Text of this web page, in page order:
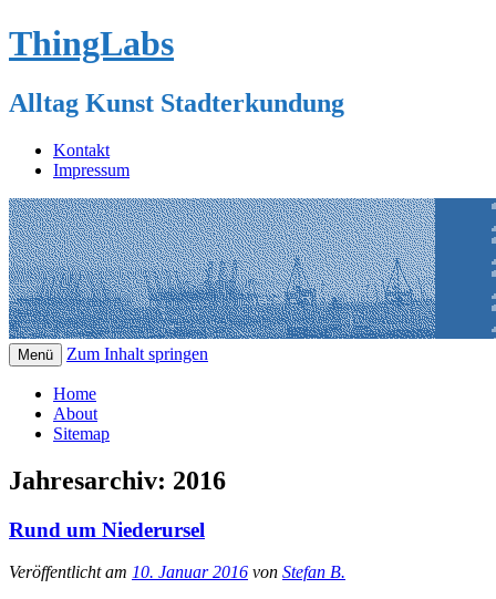
ThingLabs
Alltag Kunst Stadterkundung
Kontakt
Impressum
Menü Zum Inhalt springen
Home
About
Sitemap
Jahresarchiv: 2016
Rund um Niederursel
Veröffentlicht am 10. Januar 2016 von Stefan B.